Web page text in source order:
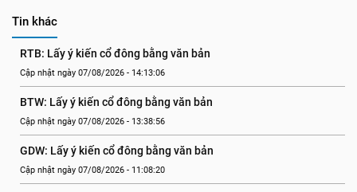
Tin khác
RTB: Lấy ý kiến cổ đông bằng văn bản
Cập nhật ngày 07/08/2026 - 14:13:06
BTW: Lấy ý kiến cổ đông bằng văn bản
Cập nhật ngày 07/08/2026 - 13:38:56
GDW: Lấy ý kiến cổ đông bằng văn bản
Cập nhật ngày 07/08/2026 - 11:08:20